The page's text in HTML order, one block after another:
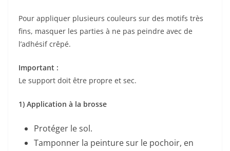
Pour appliquer plusieurs couleurs sur des motifs très
fins, masquer les parties à ne pas peindre avec de
l’adhésif crêpé.
Important :
Le support doit être propre et sec.
1) Application à la brosse
Protéger le sol.
Tamponner la peinture sur le pochoir, en